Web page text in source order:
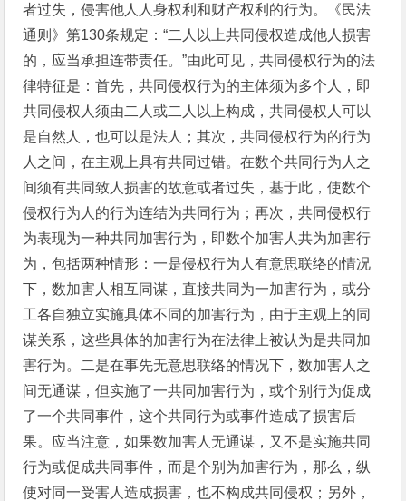
者过失，侵害他人人身权利和财产权利的行为。《民法
通则》第130条规定：“二人以上共同侵权造成他人损害
的，应当承担连带责任。”由此可见，共同侵权行为的法
律特征是：首先，共同侵权行为的主体须为多个人，即
共同侵权人须由二人或二人以上构成，共同侵权人可以
是自然人，也可以是法人；其次，共同侵权行为的行为
人之间，在主观上具有共同过错。在数个共同行为人之
间须有共同致人损害的故意或者过失，基于此，使数个
侵权行为人的行为连结为共同行为；再次，共同侵权行
为表现为一种共同加害行为，即数个加害人共为加害行
为，包括两种情形：一是侵权行为人有意思联络的情况
下，数加害人相互同谋，直接共同为一加害行为，或分
工各自独立实施具体不同的加害行为，由于主观上的同
谋关系，这些具体的加害行为在法律上被认为是共同加
害行为。二是在事先无意思联络的情况下，数加害人之
间无通谋，但实施了一共同加害行为，或个别行为促成
了一个共同事件，这个共同行为或事件造成了损害后
果。应当注意，如果数加害人无通谋，又不是实施共同
行为或促成共同事件，而是个别为加害行为，那么，纵
使对同一受害人造成损害，也不构成共同侵权；另外，